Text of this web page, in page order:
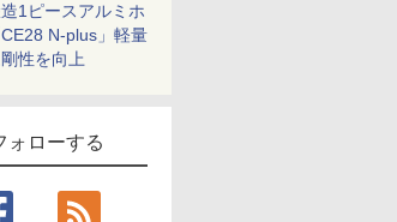
1ピースアルミホ
N-plus」軽量
性を向上
ォローする